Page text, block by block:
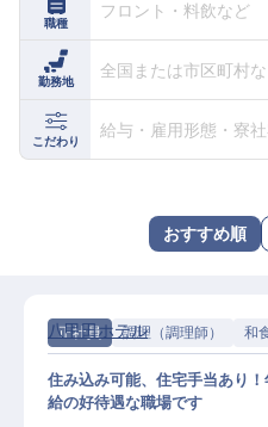
ご利用の流れ
よくある質問
ホテル・宿泊業界情報コ
転職サポート
職種
フロント・料飲など
勤務地
全国または市区町村
こだわり
給与・雇用形態・寮
おすすめ順
正社員 調理（調理師） 和
八甲田ホテル
住み込み可能、住宅手当あり
給の好待遇な職場です